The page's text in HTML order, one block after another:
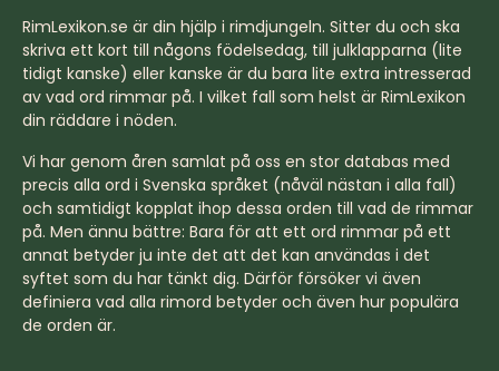
RimLexikon.se är din hjälp i rimdjungeln. Sitter du och ska
skriva ett kort till någons födelsedag, till julklapparna (lite
tidigt kanske) eller kanske är du bara lite extra intresserad
av vad ord rimmar på. I vilket fall som helst är RimLexikon
din räddare i nöden.
Vi har genom åren samlat på oss en stor databas med
precis alla ord i Svenska språket (nåväl nästan i alla fall)
och samtidigt kopplat ihop dessa orden till vad de rimmar
på. Men ännu bättre: Bara för att ett ord rimmar på ett
annat betyder ju inte det att det kan användas i det
syftet som du har tänkt dig. Därför försöker vi även
definiera vad alla rimord betyder och även hur populära
de orden är.